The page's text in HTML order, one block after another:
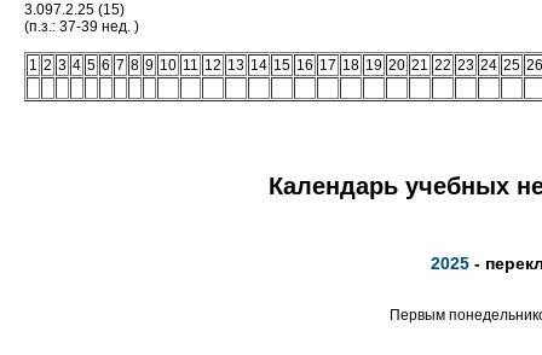
3.097.2.25 (15)
(п.з.: 37-39 нед. )
1 2 3 4 5 6 7 8 9 10 11 12 13 14 15 16 17 18 19 20 21 22 23 24 25 26
Календарь учебных
2025 -
Первым